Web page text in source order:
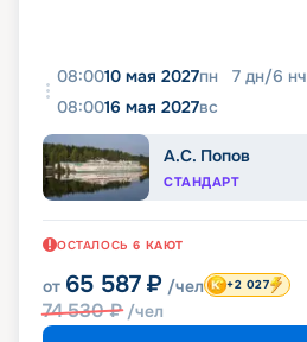
08:0010 мая 2027пн 7 дн/6 нч
08:0016 мая 2027вс
А.С. Попов
СТАНДАРТ
ОСТАЛОСЬ 6 КАЮТ
от 65 587 ₽ /чел
74 530₽ /чел
+2 027